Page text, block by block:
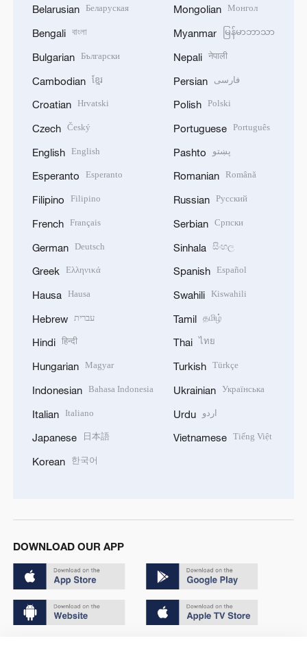
Belarusian Беларуская
Bengali বাংলা
Bulgarian Български
Cambodian ខ្មែរ
Croatian Hrvatski
Czech Český
English English
Esperanto Esperanto
Filipino Filipino
French Français
German Deutsch
Greek Ελληνικά
Hausa Hausa
Hebrew עברית
Hindi हिन्दी
Hungarian Magyar
Indonesian Bahasa Indonesia
Italian Italiano
Japanese 日本語
Korean 한국어
Mongolian Монгол
Myanmar မြန်မာဘာသာ
Nepali नेपाली
Persian فارسی
Polish Polski
Portuguese Português
Pashto پښتو
Romanian Română
Russian Русский
Serbian Српски
Sinhala සිංහල
Spanish Español
Swahili Kiswahili
Tamil தமிழ்
Thai ไทย
Turkish Türkçe
Ukrainian Українська
Urdu اردو
Vietnamese Tiếng Việt
DOWNLOAD OUR APP